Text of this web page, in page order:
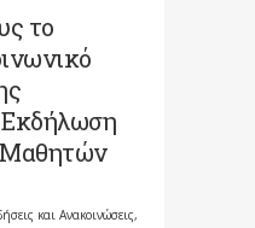
το
Μαθητών
και Ανακοινώσεις,